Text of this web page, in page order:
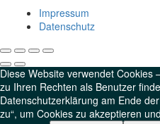
Impressum
Datenschutz
Diese Website verwendet Cookies
zu Ihren Rechten als Benutzer
Datenschutzerklärung am Ende
zu“, um Cookies zu akzeptieren